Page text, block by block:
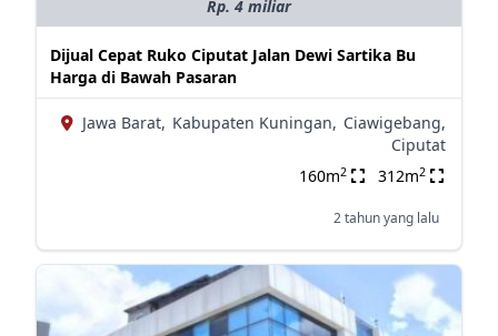
Rp. 4 miliar
Dijual Cepat Ruko Ciputat Jalan Dewi Sartika Bu
Harga di Bawah Pasaran
Jawa Barat, Kabupaten Kuningan, Ciawigebang,
Ciputat
160m2 312m2
2 tahun yang lalu